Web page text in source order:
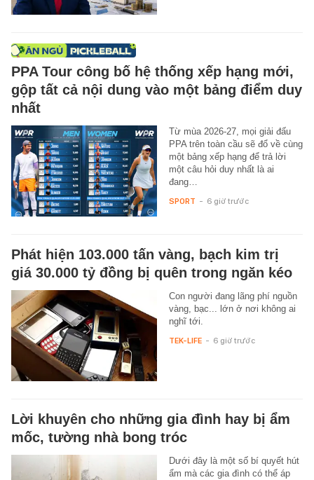
PPA Tour công bố hệ thống xếp hạng mới,
gộp tất cả nội dung vào một bảng điểm duy
nhất
Từ mùa 2026-27, mọi giải đấu
PPA trên toàn cầu sẽ đổ về cùng
một bảng xếp hạng để trả lời
một câu hỏi duy nhất là ai
đang…
SPORT - 6 giờ trước
Phát hiện 103.000 tấn vàng, bạch kim trị
giá 30.000 tỷ đồng bị quên trong ngăn kéo
Con người đang lãng phí nguồn
vàng, bạc... lớn ở nơi không ai
nghĩ tới.
TEK-LIFE - 6 giờ trước
Lời khuyên cho những gia đình hay bị ẩm
mốc, tường nhà bong tróc
Dưới đây là một số bí quyết hút
ẩm mà các gia đình có thể áp